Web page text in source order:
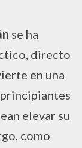
se ha
directo
en una
elevar su
como